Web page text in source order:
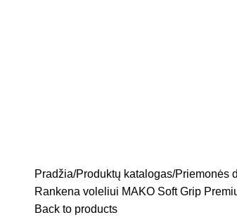
Pradžia Produktų katalogas Priemonės
Rankena voleliui MAKO Soft Grip
Back to products